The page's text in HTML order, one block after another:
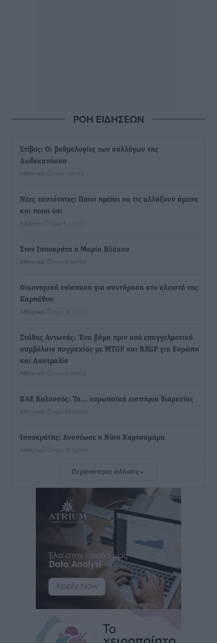
ΡΟΗ ΕΙΔΗΣΕΩΝ
Στίβος: Οι βαθμολογίες των συλλόγων της
Δωδεκανήσου
Αθλητικά πριν 1 λεπτό
Νέες ταυτότητες: Ποιοι πρέπει να τις αλλάξουν άμεσα
και ποιοι όχι
Ειδήσεις πριν 5 λεπτά
Στον Ιπποκράτη η Μαρία Βλάχου
Αθλητικά πριν 6 λεπτά
Οικονομική ενίσχυση για συντήρηση στο κλειστό της
Καρπάθου
Αθλητικά πριν 10 λεπτά
Στάθης Αντωνάς: Ένα βήμα πριν από επαγγελματικό
συμβόλαιο πυγμαχίας με MTGP και BXGP για Ευρώπη
και Αυστραλία
Αθλητικά πριν 11 λεπτά
ΚΑΕ Κολοσσός: Τα… ευρωπαϊκά εισιτήρια διαρκείας
Αθλητικά πριν 14 λεπτά
Ιπποκράτης: Ανανέωσε η Νίκη Καρτσαμάρη
Αθλητικά πριν 15 λεπτά
Η Μανίσα πήρε Buie και Davis
Αθλητικά• πριν 16 λεπτά
Γ.Σ. Ηπιόνη: «Προπονητική ομάδα με εμπειρία,
επιστημονική γνώση και σύγχρονες μεθόδους»
πριν 18 λεπτά
Α.Σ. Ρόδος: Ξανά στα «πράσινα» ο Νίκος Κοντίτσης
πριν 21 λεπτά
Συναυλία Μάριου Φραγκούλη – Γιώργου Περρή στην
Πολιτιστικά πριν 33 λεπτά
Περισσότερες ειδήσεις